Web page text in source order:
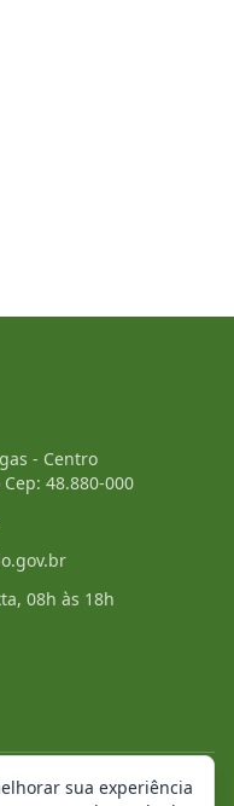
- Centro
48.880-000
08h às 18h
sua experiência